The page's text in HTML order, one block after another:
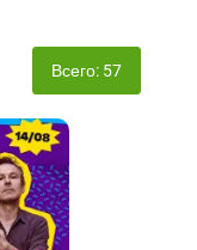
Всего: 57